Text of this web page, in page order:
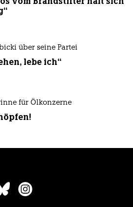
über seine Partei
lebe ich“
für Ölkonzerne